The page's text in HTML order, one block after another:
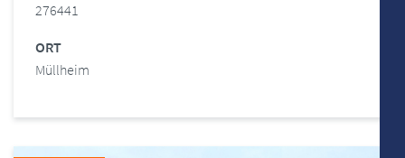
276441
ORT
Müllheim